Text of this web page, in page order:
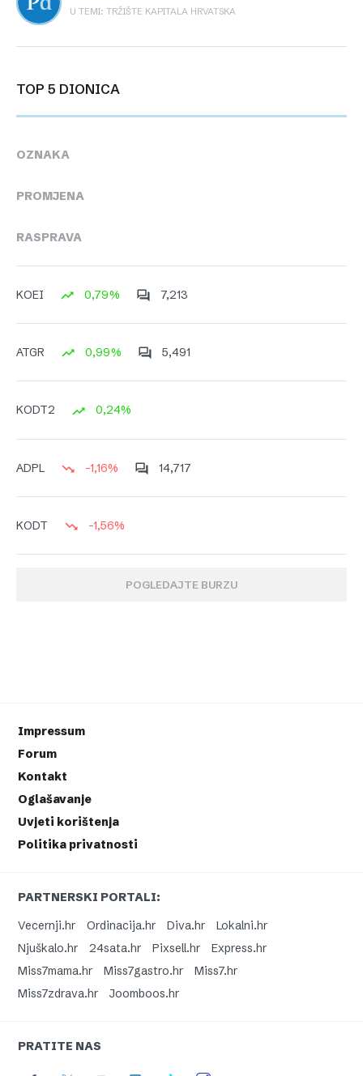
U TEMI: TRŽIŠTE KAPITALA HRVATSKA
TOP 5 DIONICA
OZNAKA
PROMJENA
RASPRAVA
KOEI 0,79% 7,213
ATGR 0,99% 5,491
KODT2 0,24%
ADPL -1,16% 14,717
KODT -1,56%
POGLEDAJTE BURZU
Impressum
Forum
Kontakt
Oglašavanje
Uvjeti korištenja
Politika privatnosti
PARTNERSKI PORTALI:
Vecernji.hr
Ordinacija.hr Diva.hr
Lokalni.hr
Njuškalo.hr
24sata.hr Pixsell.hr
Express.hr
Miss7mama.hr
Miss7gastro.hr
Miss7.hr
Miss7zdrava.hr
Joomboos.hr
PRATITE NAS